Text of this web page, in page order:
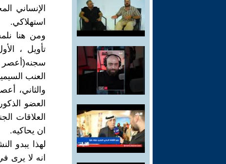
الإنساني
استهلاكي.
ومن هنا
تأويل ،
سجنه(أعصر
العنب
والثاني،
العضو
العلاقات
ان يحاكيه.
لهذا يبدو
انه لا يرى